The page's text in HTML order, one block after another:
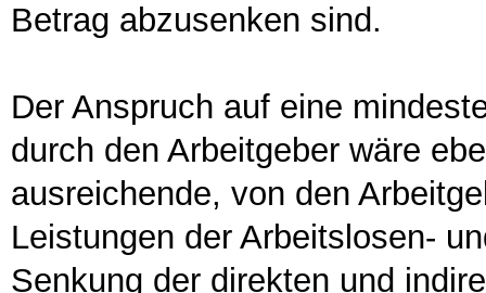
Betrag abzusenken sind.
Der Anspruch auf eine
durch den Arbeitgeber wäre
ausreichende, von den
Leistungen der Arbeitslosen-
Senkung der direkten und